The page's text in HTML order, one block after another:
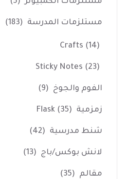
مستلزمات المدرسة (183)
Crafts (14)
Sticky Notes (23)
الفوم والجوخ (9)
زمزمية Flask (35)
شنط مدرسية (42)
لانش بوكس/باج (13)
مقالم (35)